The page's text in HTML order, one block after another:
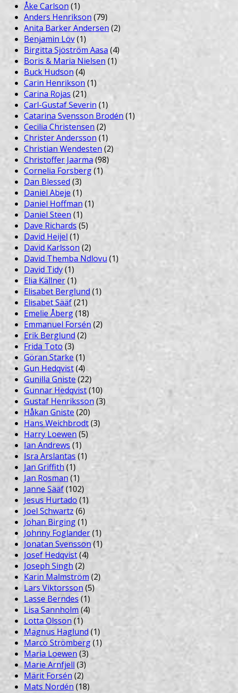
Åke Carlson (1)
Anders Henrikson (79)
Anita Barker Andersen (2)
Benjamin Löv(1)
Birgitta Sjöström Aasa (4)
Boris & Maria Nielsen (1)
Buck Hudson(4)
Carin Henrikson (1)
Carina Rojas (21)
Carl-Gustaf Severin (1)
Catarina Svensson Brodén(1)
Cecilia Christensen(2)
Christer Andersson (1)
Christian Wendesten (2)
Christoffer Jaarma(98)
Cornelia Forsberg(1)
Dan Blessed (3)
Daniel Abeje (1)
Daniel Hoffman (1)
Daniel Steen (1)
Dave Richards (5)
David Heijel (1)
David Karlsson (2)
David Themba Ndlovu (1)
David Tidy(1)
Elia Källner(1)
Elisabet Berglund (1)
Elisabet Sääf(21)
Emelie Åberg(18)
Emmanuel Forsén(2)
Erik Berglund(2)
Frida Toto (3)
Göran Starke (1)
Gun Hedqvist(4)
Gunilla Gniste (22)
Gunnar Hedqvist(10)
Gustaf Henriksson(3)
Håkan Gniste (20)
Hans Weichbrodt(3)
Harry Loewen(5)
Ian Andrews (1)
Isra Arslantas (1)
Jan Griffith(1)
Jan Rosman (1)
Janne Sääf(102)
Jesus Hurtado (1)
Joel Schwartz (6)
Johan Birging(1)
Johnny Foglander(1)
Jonatan Svensson(1)
Josef Hedqvist(4)
Joseph Singh(2)
Karin Malmström (2)
Lars Viktorsson (5)
Lasse Berndes (1)
Lisa Sannholm(4)
Lotta Olsson (1)
Magnus Haglund(1)
Marco Strömberg(1)
Maria Loewen(3)
Marie Arnfjell (3)
Märit Forsén(2)
Mats Nordén (18)